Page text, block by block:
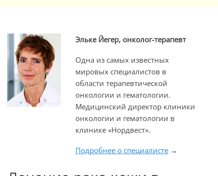
Эльке Йегер, онколог-терапевт
Одна из самых известных
мировых специалистов в
области терапевтической
онкологии и гематологии.
Медицинский директор клиники
онкологии и гематологии в
клинике «Нордвест».
Подробнее о специалисте→